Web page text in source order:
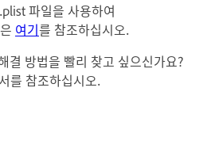
파일을 사용하여
여기를 참조하십시오.
결 방법을 빨리 찾고 싶으신가요?
를 참조하십시오.